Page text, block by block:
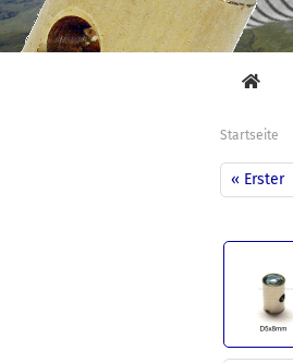
Startseite
« Erster